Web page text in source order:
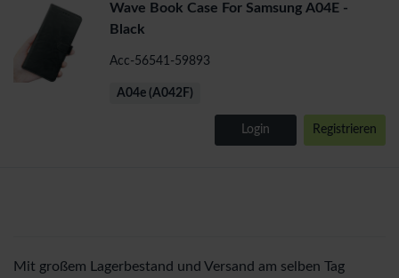
Wave Book Case For Samsung A04E -
Black
Acc-56541-59893
A04e (A042F)
Login Registrieren
Mit großem Lagerbestand und Versand am selben Tag